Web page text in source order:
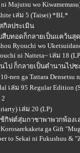
Majutsu wo
เล่ม 5 (Taisei) *BL*
กิลประเมิน
บทอดก็กลายเป็นแคว้นสุ
Ryouchi wo
ni Natteta~ เล่ม 18
ไป ก็กลายเป็นตำนานไปซ
nen ga Tattara Densetsu
เล่ม 95 Regular Edition
เล่ม 20 (LP)
กิฟต์สุ่มกาชาพาพวกพ้องเ
ga Gift
to Sekai ni Fukushuu &